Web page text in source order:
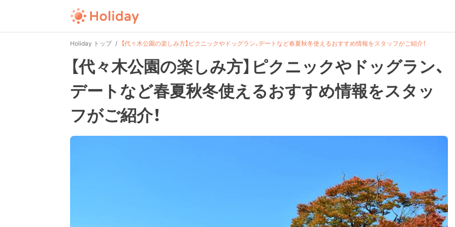
Holiday トップ 【代々木公園の楽しみ方】ピクニックやドッグラン、デートなど春夏秋冬使えるおすすめ情報をスタッフがご紹介！
【代々木公園の楽しみ方】ピクニックやドッグラン、
デートなど春夏秋冬使えるおすすめ情報をスタッ
フがご紹介！